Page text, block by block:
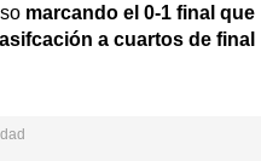
marcando el 0-1 final que
a cuartos de final